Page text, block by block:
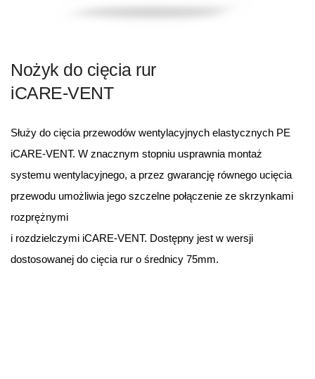
Nożyk do cięcia rur
iCARE-VENT
Służy do cięcia przewodów wentylacyjnych elastycznych PE
iCARE-VENT. W znacznym stopniu usprawnia montaż
systemu wentylacyjnego, a przez gwarancję równego ucięcia
przewodu umożliwia jego szczelne połączenie ze skrzynkami
rozprężnymi
i rozdzielczymi iCARE-VENT. Dostępny jest w wersji
dostosowanej do cięcia rur o średnicy 75mm.